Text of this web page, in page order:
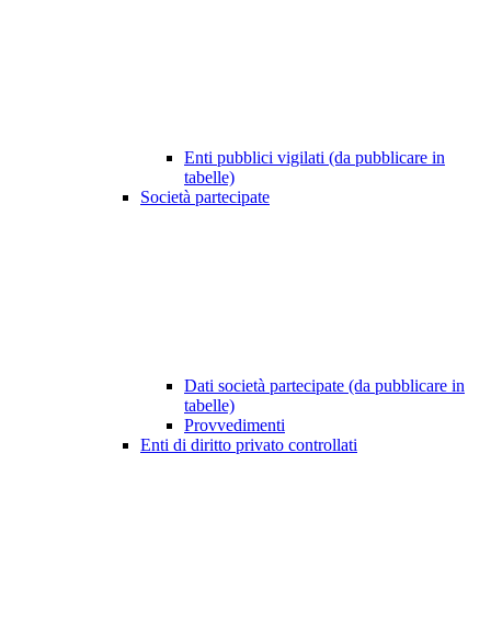
Enti pubblici vigilati (da pubblicare in
tabelle)
Società partecipate
Dati società partecipate (da pubblicare in
tabelle)
Provvedimenti
Enti di diritto privato controllati